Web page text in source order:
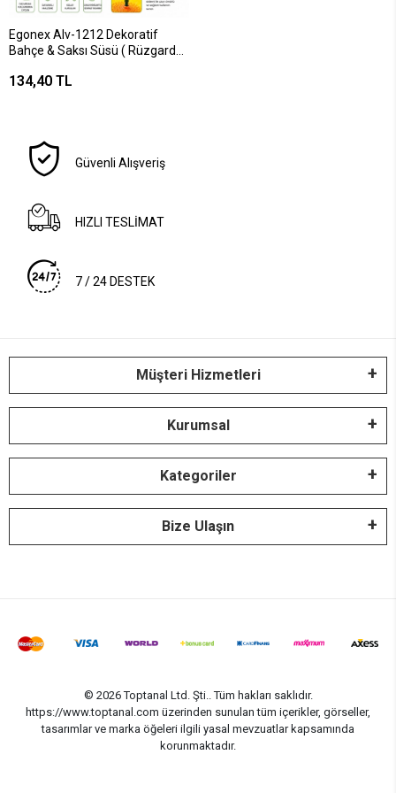
Egonex Alv-1212 Dekoratif
Bahçe & Saksı Süsü ( Rüzgarda
)*48x10
134,40 TL
Güvenli Alışveriş
HIZLI TESLİMAT
7 / 24 DESTEK
Müşteri Hizmetleri
Kurumsal
Kategoriler
Bize Ulaşın
© 2026 Toptanal Ltd. Şti.. Tüm hakları saklıdır.
https://www.toptanal.com üzerinden sunulan tüm içerikler, görseller,
tasarımlar ve marka öğeleri ilgili yasal mevzuatlar kapsamında
korunmaktadır.